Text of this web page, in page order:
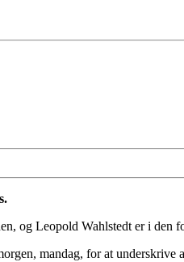
og Leopold Wahlstedt er i den
mandag, for at underskrive